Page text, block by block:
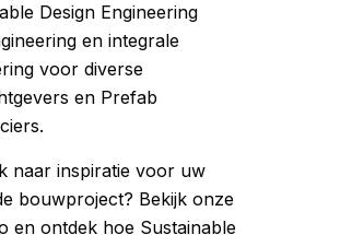
Design Engineering
en integrale
voor diverse
en Prefab
naar inspiratie voor uw
bouwproject? Bekijk onze
en ontdek hoe Sustainable